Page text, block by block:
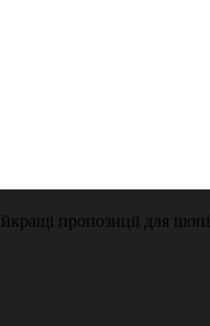
пропозиції для